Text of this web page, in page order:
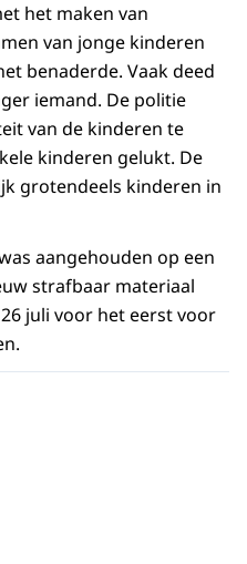
het maken van
van jonge kinderen
benaderde. Vaak deed
iemand. De politie
van de kinderen te
kinderen gelukt. De
grotendeels kinderen in
aangehouden op een
strafbaar materiaal
juli voor het eerst voor